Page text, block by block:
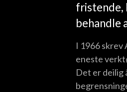
fristende,
behandle
I 1966
eneste
Det er deilig